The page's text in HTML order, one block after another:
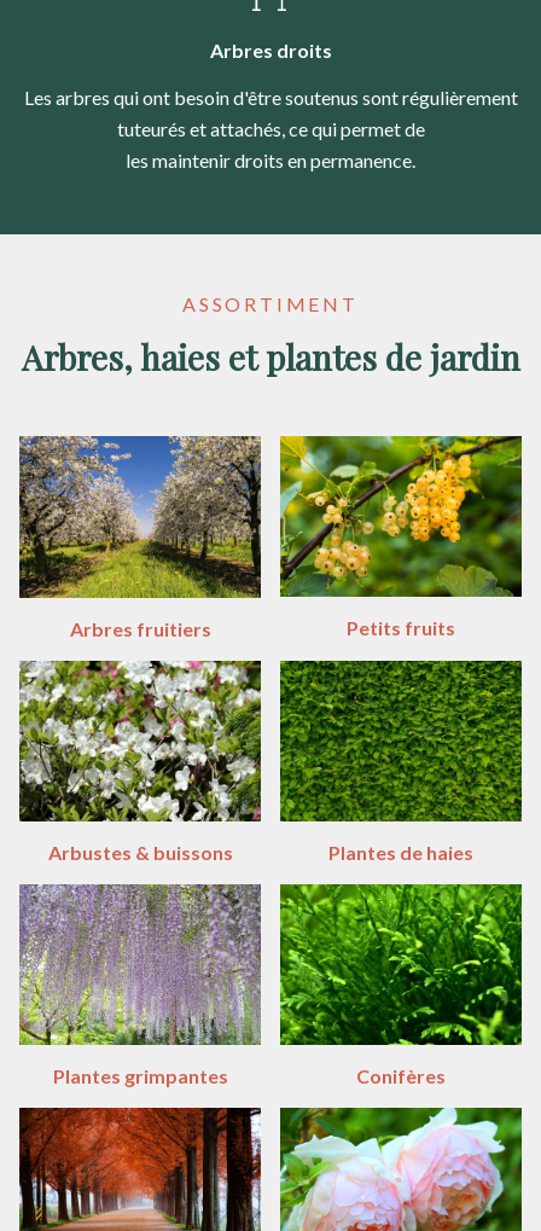
Arbres droits
Les arbres qui ont besoin d'être soutenus sont régulièrement
tuteurés et attachés, ce qui permet de
les maintenir droits en permanence.
ASSORTIMENT
Arbres, haies et plantes de jardin
Arbres fruitiers Petits fruits
Arbustes & buissons Plantes de haies
Plantes grimpantes Conifères